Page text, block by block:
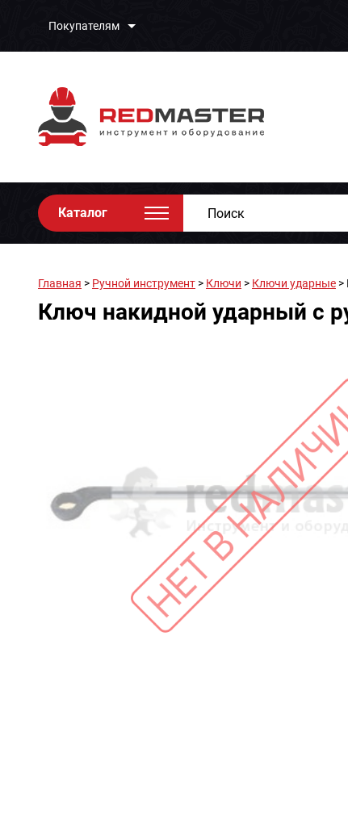
Покупателям
Каталог
Главная > Ручной инструмент > Ключи > Ключи ударные >
Ключ накидной ударный с